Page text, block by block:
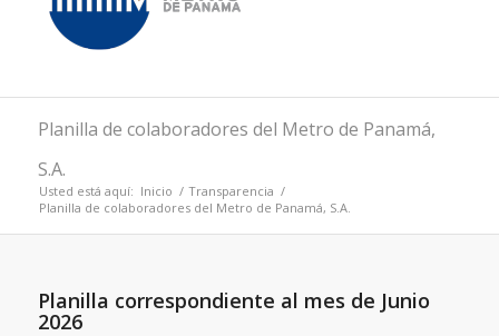
Planilla de colaboradores del Metro de Panamá,
S.A.
Usted está aquí: Inicio / Transparencia /
Planilla de colaboradores del Metro de Panamá, S.A.
Planilla correspondiente al mes de Junio
2026